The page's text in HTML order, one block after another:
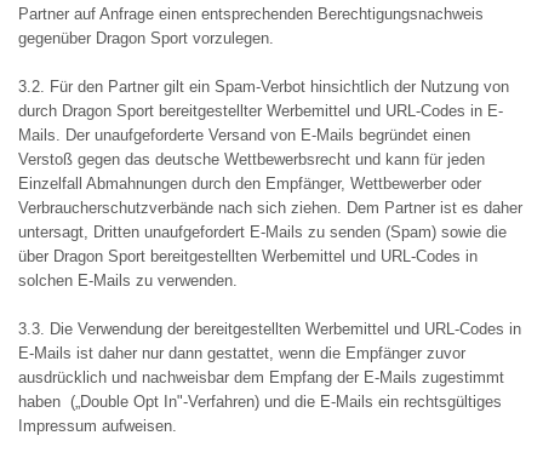
Partner auf Anfrage einen entsprechenden Berechtigungsnachweis
gegenüber Dragon Sport vorzulegen.
3.2. Für den Partner gilt ein Spam-Verbot hinsichtlich der Nutzung von
durch Dragon Sport bereitgestellter Werbemittel und URL-Codes in E-
Mails. Der unaufgeforderte Versand von E-Mails begründet einen
Verstoß gegen das deutsche Wettbewerbsrecht und kann für jeden
Einzelfall Abmahnungen durch den Empfänger, Wettbewerber oder
Verbraucherschutzverbände nach sich ziehen. Dem Partner ist es daher
untersagt, Dritten unaufgefordert E-Mails zu senden (Spam) sowie die
über Dragon Sport bereitgestellten Werbemittel und URL-Codes in
solchen E-Mails zu verwenden.
3.3. Die Verwendung der bereitgestellten Werbemittel und URL-Codes in
E-Mails ist daher nur dann gestattet, wenn die Empfänger zuvor
ausdrücklich und nachweisbar dem Empfang der E-Mails zugestimmt
haben („Double Opt In"-Verfahren) und die E-Mails ein rechtsgültiges
Impressum aufweisen.